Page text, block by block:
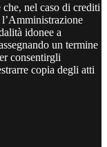
nel caso di crediti
idonee a
un termine
consentirgli
copia degli atti